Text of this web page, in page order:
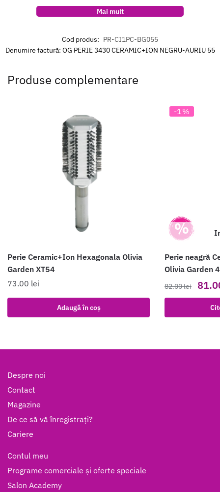
Mai mult
Cod produs: PR-CI1PC-BG055
Denumire factură: OG PERIE 3430 CERAMIC+ION NEGRU-AURIU 55
Produse complementare
Perie Ceramic+Ion Hexagonala Olivia
Garden XT54
73.00 lei
Adaugă în coș
-1%
Perie neagră
Olivia Garden
82.00lei
Prețul
inițial
fost:
Despre noi
Contact
Magazine
De ce să vă înregistrați?
Cariere
Contul meu
Programe comerciale și oferte speciale
Salon Academy